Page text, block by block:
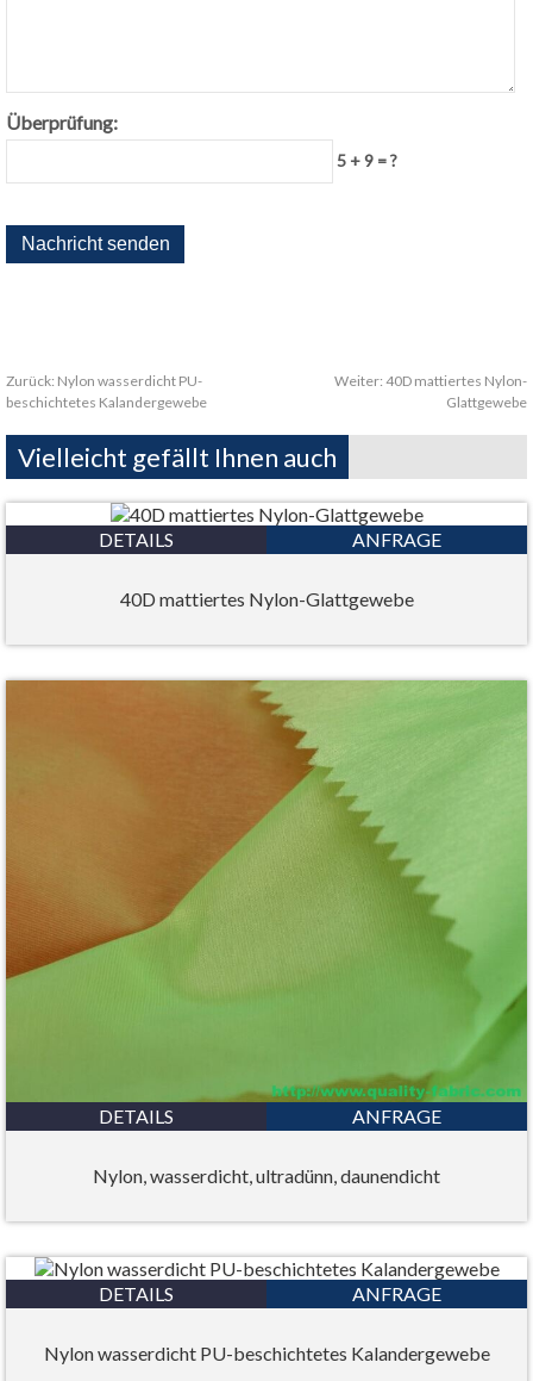
Überprüfung:
5 + 9 = ?
Zurück: Nylon wasserdicht PU-
beschichtetes Kalandergewebe
Weiter: 40D mattiertes Nylon-
Glattgewebe
Vielleicht gefällt Ihnen auch
DETAILS ANFRAGE
40D mattiertes Nylon-Glattgewebe
DETAILS ANFRAGE
Nylon, wasserdicht, ultradünn, daunendicht
DETAILS ANFRAGE
Nylon wasserdicht PU-beschichtetes Kalandergewebe